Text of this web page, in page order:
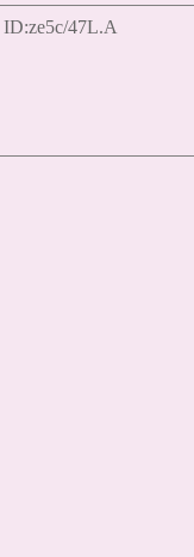
ID:ze5c/47L.A